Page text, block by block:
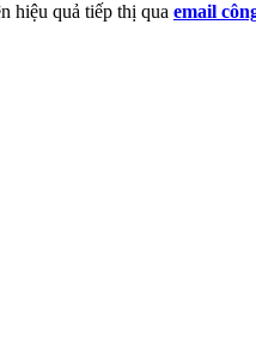
hiệu quả tiếp thị qua email